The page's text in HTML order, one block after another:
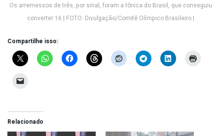
Os arremessos de três, por sinal, foram a tônica do Brasil, que conseguiu
converter 16 | FOTO: Divulgação/Comitê Olímpico Brasileiro |
Compartilhe isso:
Relacionado